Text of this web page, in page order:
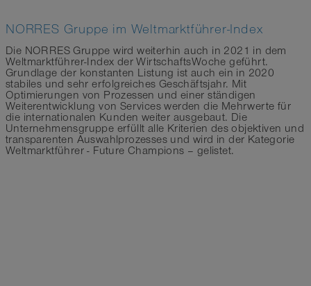
NORRES Gruppe im Weltmarktführer-Index
Die NORRES Gruppe wird weiterhin auch in 2021 in dem
Weltmarktführer-Index der WirtschaftsWoche geführt.
Grundlage der konstanten Listung ist auch ein in 2020
stabiles und sehr erfolgreiches Geschäftsjahr. Mit
Optimierungen von Prozessen und einer ständigen
Weiterentwicklung von Services werden die Mehrwerte für
die internationalen Kunden weiter ausgebaut. Die
Unternehmensgruppe erfüllt alle Kriterien des objektiven und
transparenten Auswahlprozesses und wird in der Kategorie
Weltmarktführer - Future Champions – gelistet.